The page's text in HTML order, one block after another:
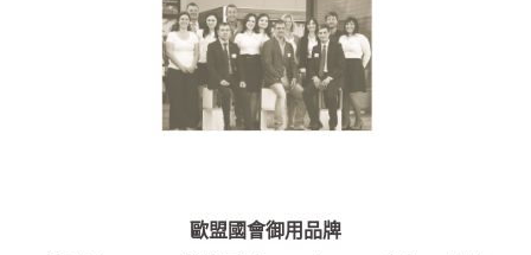
歐盟國會御用品牌